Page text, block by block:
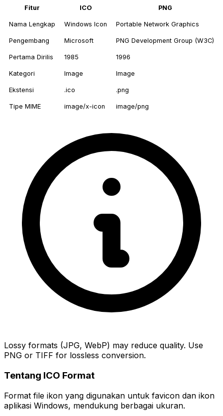
Fitur ICO PNG
Nama Lengkap Windows Icon Portable Network Graphics
Pengembang Microsoft PNG Development Group (W3C)
Pertama Dirilis 1985 1996
Kategori Image Image
Ekstensi .ico .png
Tipe MIME image/x-icon image/png
Lossy formats (JPG, WebP) may reduce quality. Use
PNG or TIFF for lossless conversion.
Tentang ICO Format
Format file ikon yang digunakan untuk favicon dan ikon
aplikasi Windows, mendukung berbagai ukuran.